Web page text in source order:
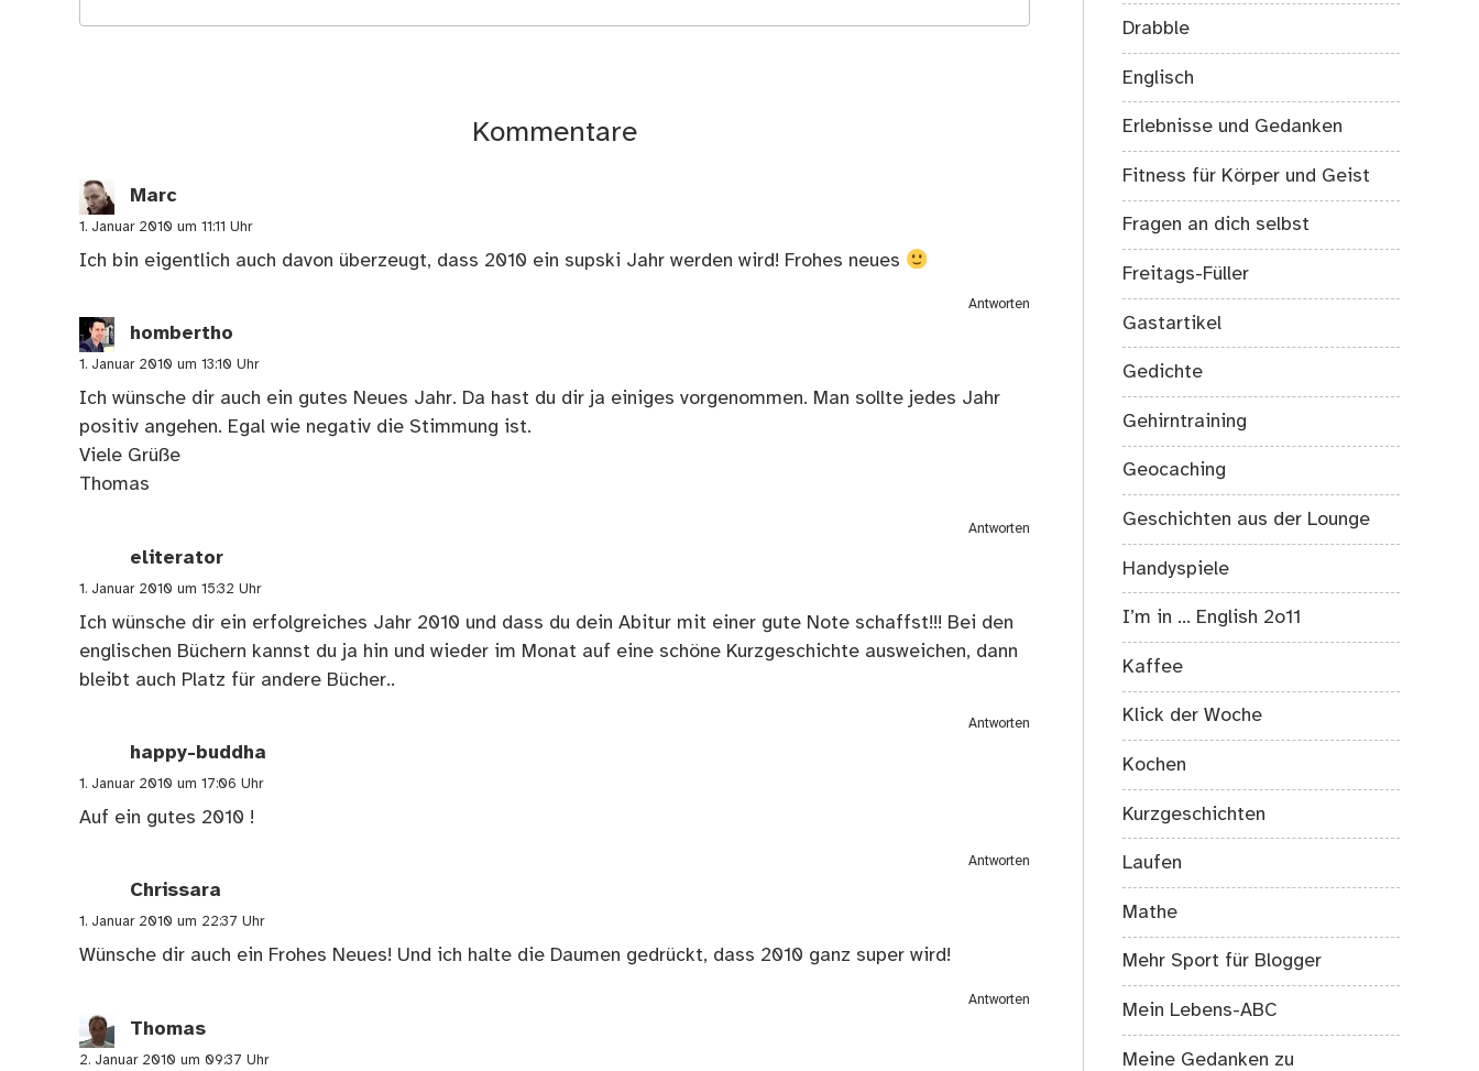
Kommentare
Marc
1. Januar 2010 um 11:11 Uhr
Ich bin eigentlich auch davon überzeugt, dass 2010 ein supski Jahr werden wird! Frohes neues
Antworten
hombertho
1. Januar 2010 um 13:10 Uhr
Ich wünsche dir auch ein gutes Neues Jahr. Da hast du dir ja einiges vorgenommen. Man sollte jedes Jahr
positiv angehen. Egal wie negativ die Stimmung ist.
Viele Grüße
Thomas
Antworten
eliterator
1. Januar 2010 um 15:32 Uhr
Ich wünsche dir ein erfolgreiches Jahr 2010 und dass du dein Abitur mit einer gute Note schaffst!!! Bei den
englischen Büchern kannst du ja hin und wieder im Monat auf eine schöne Kurzgeschichte ausweichen, dann
bleibt auch Platz für andere Bücher..
Antworten
happy-buddha
1. Januar 2010 um 17:06 Uhr
Auf ein gutes 2010 !
Antworten
Chrissara
1. Januar 2010 um 22:37 Uhr
Wünsche dir auch ein Frohes Neues! Und ich halte die Daumen gedrückt, dass 2010 ganz super wird!
Antworten
Thomas
2. Januar 2010 um 09:37 Uhr
Drabble
Englisch
Erlebnisse und Gedanken
Fitness für Körper und Geist
Fragen an dich selbst
Freitags-Füller
Gastartikel
Gedichte
Gehirntraining
Geocaching
Geschichten aus der Lounge
Handyspiele
I’m in … English 2o11
Kaffee
Klick der Woche
Kochen
Kurzgeschichten
Laufen
Mathe
Mehr Sport für Blogger
Mein Lebens-ABC
Meine Gedanken zu